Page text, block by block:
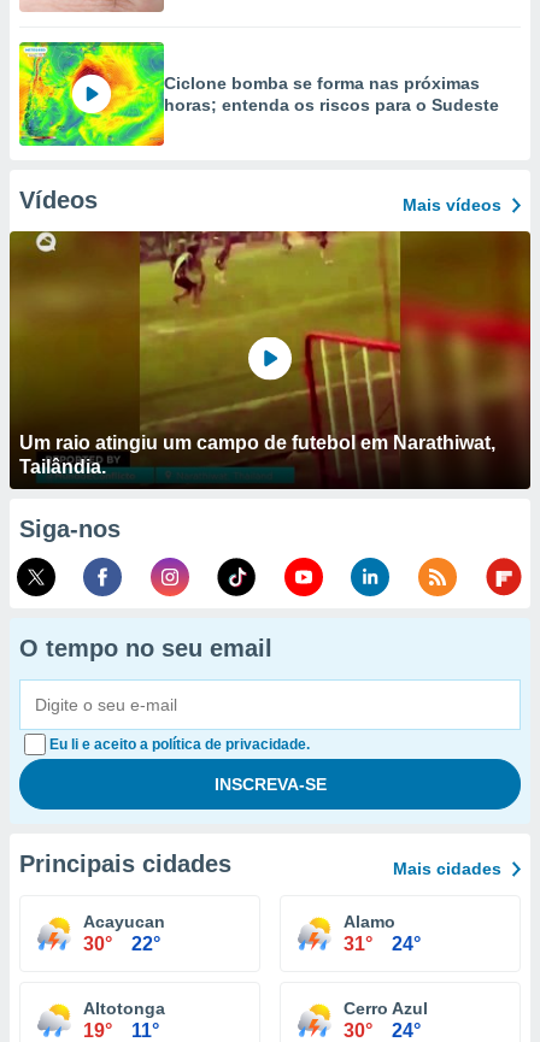
Ciclone bomba se forma nas próximas
horas; entenda os riscos para o Sudeste
Vídeos Mais vídeos
Um raio atingiu um campo de futebol em Narathiwat,
Tailândia.
Siga-nos
O tempo no seu email
Eu li e aceito a política de privacidade.
Principais cidades Mais cidades
Acayucan
30° 22°
Alamo
31° 24°
Altotonga
19° 11°
Cerro Azul
30° 24°